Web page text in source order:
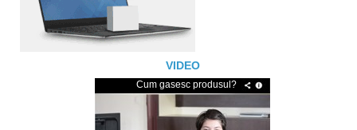
VIDEO
Cum gasesc produsul?